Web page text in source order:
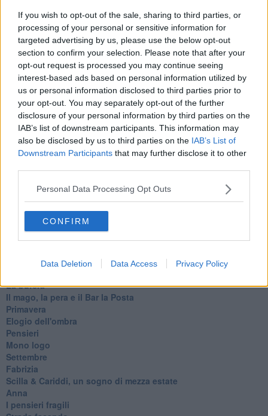
If you wish to opt-out of the sale, sharing to third parties, or
processing of your personal or sensitive information for
targeted advertising by us, please use the below opt-out
section to confirm your selection. Please note that after your
opt-out request is processed you may continue seeing
interest-based ads based on personal information utilized by
us or personal information disclosed to third parties prior to
your opt-out. You may separately opt-out of the further
disclosure of your personal information by third parties on the
IAB’s list of downstream participants. This information may
also be disclosed by us to third parties on the IAB’s List of
Downstream Participants that may further disclose it to other
Personal Data Processing Opt Outs
CONFIRM
Data Deletion Data Access Privacy Policy
Utopie
Estate
Il lago
Il diluvio
La classe
Pensieri incoerenti
Dal balcone
Insomnia
Il guardiano
Lo sgombero
Erodoto e Tucidide
Il padre della storia
Pensieri brevi
Riflessioni
L'Oscuro
Generazioni
Cristobal
La balena
La bufera
Il mago, la pera e il Bar la Posta
Primavera
Elogio dell'ombra
Pensieri
Mono logo
Settembre
Fabrizia
​Scilla & Cariddi, un sogno di mezza estate
Anna
I pensieri fragili